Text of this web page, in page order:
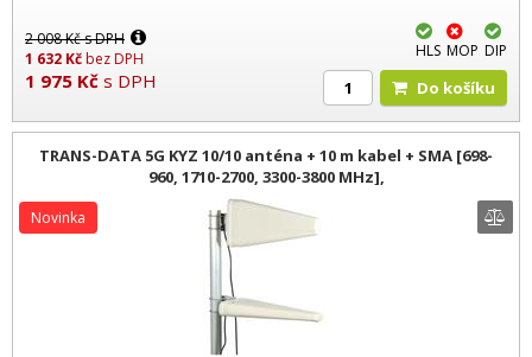
2 008Kčs DPH
1 632 Kčbez DPH
1 975 Kč s DPH
HLS MOP DIP
Do košíku
TRANS-DATA 5G KYZ 10/10 anténa + 10 m kabel + SMA [698-
960, 1710-2700, 3300-3800 MHz],
Novinka